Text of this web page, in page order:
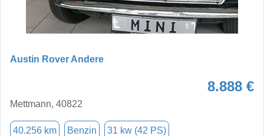
Austin Rover Andere
8.888 €
Mettmann, 40822
40.256 km Benzin 31 kw (42 PS)